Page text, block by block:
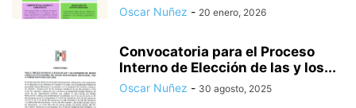
Oscar Nuñez - 20 enero, 2026
Convocatoria para el Proceso
Interno de Elección de las y los...
Oscar Nuñez - 30 agosto, 2025